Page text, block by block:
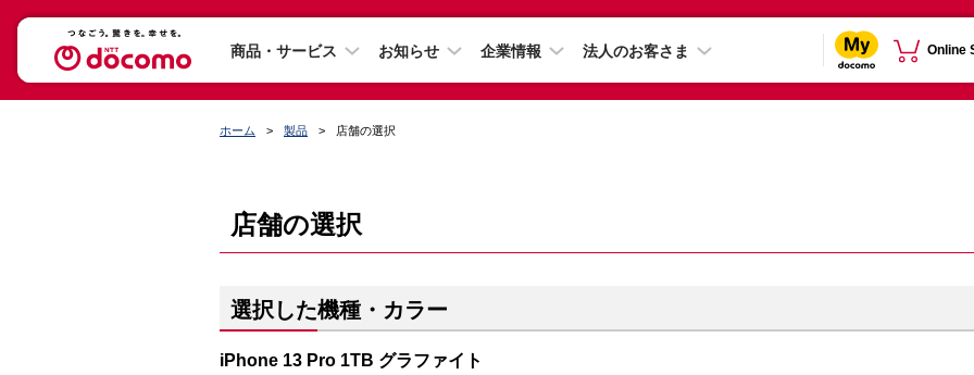
商品・サービス お知らせ 企業情報 法人のお客さま Online
ホーム 製品 店舗の選択
店舗の選択
選択した機種・カラー
iPhone 13 Pro 1TB グラファイト